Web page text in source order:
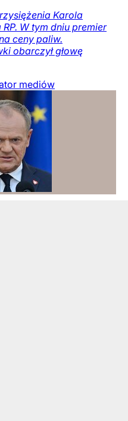
Karola
W tym dniu premier
ceny paliw.
obarczył głowę
mediów